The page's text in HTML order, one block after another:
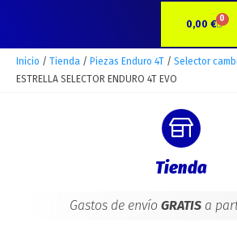
0,00 € 0
Inicio / Tienda / Piezas Enduro 4T / Selector
ESTRELLA SELECTOR ENDURO 4T EVO
Tienda
Gastos de envío GRATISa
ENDURO
4T